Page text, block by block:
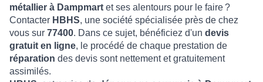
métallier à Dampmart et ses alentours pour le faire ?
Contacter HBHS, une société spécialisée près de chez
vous sur 77400. Dans ce sujet, bénéficiez d'un devis
gratuit en ligne, le procédé de chaque prestation de
réparation des devis sont nettement et gratuitement
assimilés.